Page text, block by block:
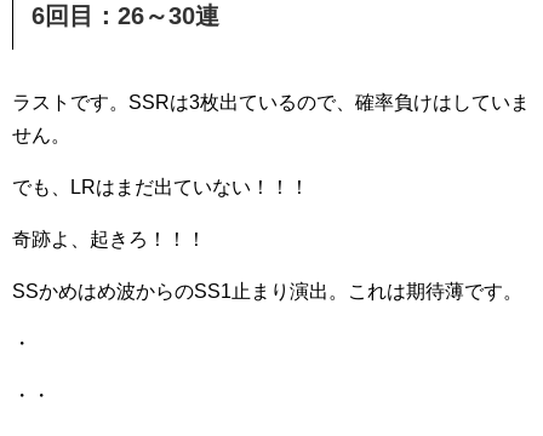
6回目：26～30連
ラストです。SSRは3枚出ているので、確率負けはしていま
せん。
でも、LRはまだ出ていない！！！
奇跡よ、起きろ！！！
SSかめはめ波からのSS1止まり演出。これは期待薄です。
・
・・